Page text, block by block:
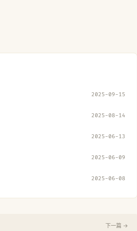
2025-09-15
2025-08-14
2025-06-13
2025-06-09
2025-06-08
下一篇 →